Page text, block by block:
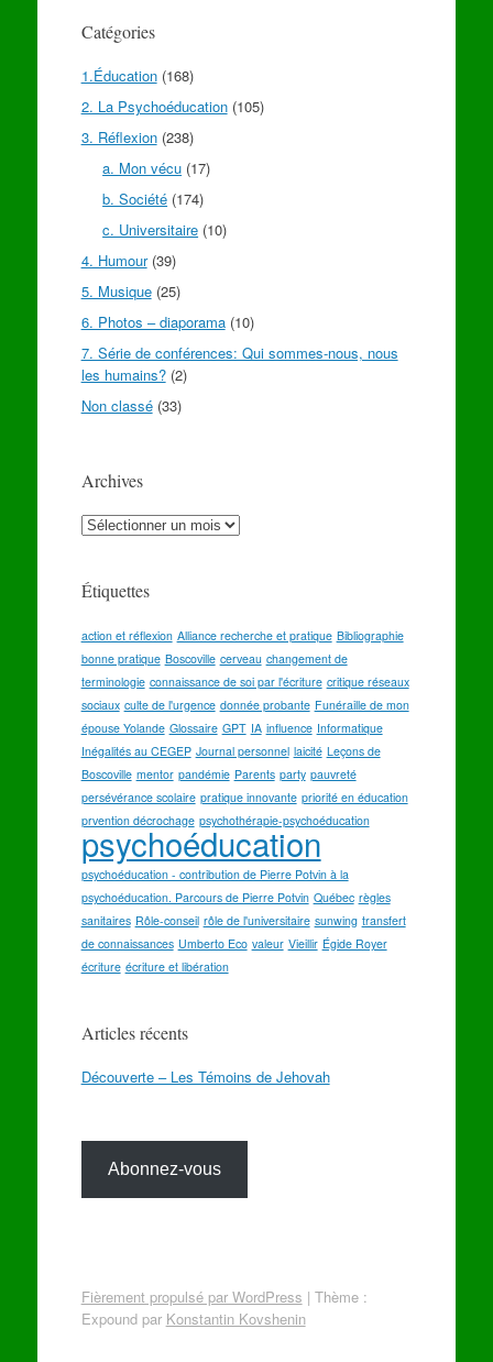
Catégories
1.Éducation(168)
2. La Psychoéducation(105)
3. Réflexion(238)
a. Mon vécu (17)
b. Société (174)
c. Universitaire (10)
4. Humour(39)
5. Musique(25)
6. Photos – diaporama(10)
7. Série de conférences: Qui sommes-nous, nous
les humains?(2)
Non classé(33)
Archives
Archives
Étiquettes
action et réflexion Alliance recherche et pratique Bibliographie
bonne pratique Boscoville cerveau changement de
terminologie connaissance de soi par l'écriture critique réseaux
sociaux culte de l'urgence donnée probante Funéraille de mon
épouse Yolande Glossaire GPT IA influence Informatique
Inégalités au CEGEP Journal personnel laicité Leçons de
Boscoville mentor pandémie Parents party pauvreté
persévérance scolaire pratique innovante priorité en éducation
prvention décrochage psychothérapie-psychoéducation
psychoéducation
psychoéducation - contribution de Pierre Potvin à la
psychoéducation. Parcours de Pierre Potvin Québec règles
sanitaires Rôle-conseil rôle de l'universitaire sunwing transfert
de connaissances Umberto Eco valeur Vieillir Égide Royer
écriture écriture et libération
Articles récents
Découverte – Les Témoins de Jehovah
Abonnez-vous
Fièrement propulsé par WordPress | Thème :
Expound par Konstantin Kovshenin